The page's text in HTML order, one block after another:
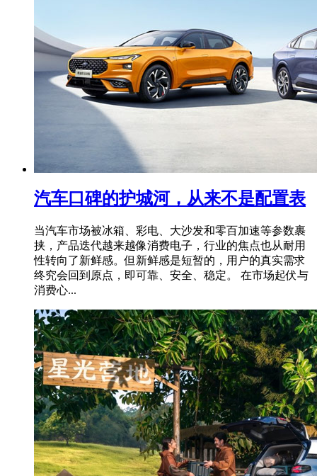
汽车口碑的护城河，从来不是配置表
当汽车市场被冰箱、彩电、大沙发和零百加速等参数裹
挟，产品迭代越来越像消费电子，行业的焦点也从耐用
性转向了新鲜感。但新鲜感是短暂的，用户的真实需求
终究会回到原点，即可靠、安全、稳定。 在市场起伏与
消费心...